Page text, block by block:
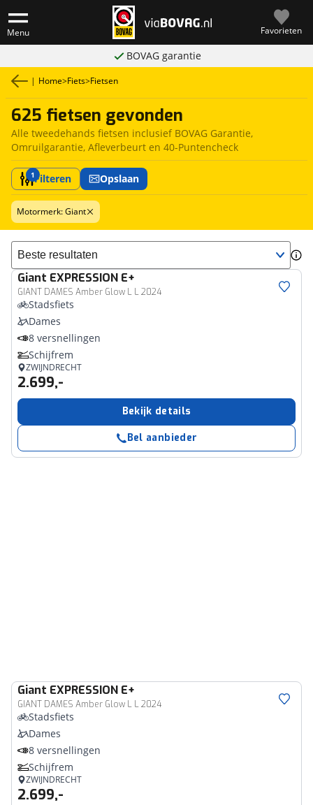
Menu Favorieten
BOVAG garantie
| Home>Fiets>Fietsen
625 fietsen gevonden
Alle tweedehands fietsen inclusief BOVAG Garantie,
Omruilgarantie, Afleverbeurt en 40-Puntencheck
1Filteren Opslaan
Motormerk: Giant
Sorteer resultaten
Giant EXPRESSION E+
GIANT DAMES Amber Glow L L 2024
Stadsfiets
Dames
8 versnellingen
Schijfrem
ZWIJNDRECHT
2.699,-
Bekijk details
Bel aanbieder
Giant EXPRESSION E+
GIANT DAMES Amber Glow L L 2024
Stadsfiets
Dames
8 versnellingen
Schijfrem
ZWIJNDRECHT
2.699,-